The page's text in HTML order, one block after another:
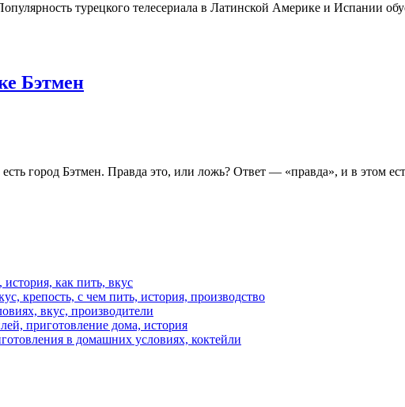
турецкого телесериала в Латинской Америке и Испании
Бэтмен
город Бэтмен. Правда это, или ложь? Ответ — «правда», и в этом
как пить, вкус
крепость, с чем пить, история, производство
вкус, производители
приготовление дома, история
в домашних условиях, коктейли